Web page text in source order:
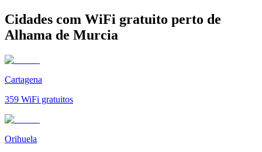
Cidades com WiFi gratuito perto de
Alhama de Murcia
Cartagena
359 WiFi gratuitos
Orihuela